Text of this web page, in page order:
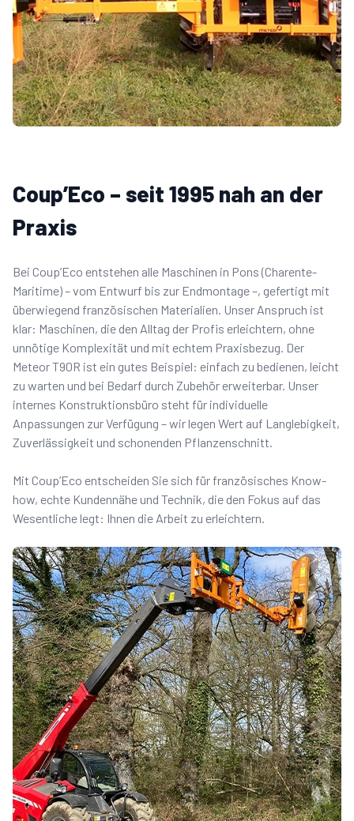
Coup’Eco – seit 1995 nah an der
Praxis
Bei Coup’Eco entstehen alle Maschinen in Pons (Charente-
Maritime) – vom Entwurf bis zur Endmontage –, gefertigt mit
überwiegend französischen Materialien. Unser Anspruch ist
klar: Maschinen, die den Alltag der Profis erleichtern, ohne
unnötige Komplexität und mit echtem Praxisbezug. Der
Meteor T90R ist ein gutes Beispiel: einfach zu bedienen, leicht
zu warten und bei Bedarf durch Zubehör erweiterbar. Unser
internes Konstruktionsbüro steht für individuelle
Anpassungen zur Verfügung – wir legen Wert auf Langlebigkeit,
Zuverlässigkeit und schonenden Pflanzenschnitt.
Mit Coup’Eco entscheiden Sie sich für französisches Know-
how, echte Kundennähe und Technik, die den Fokus auf das
Wesentliche legt: Ihnen die Arbeit zu erleichtern.